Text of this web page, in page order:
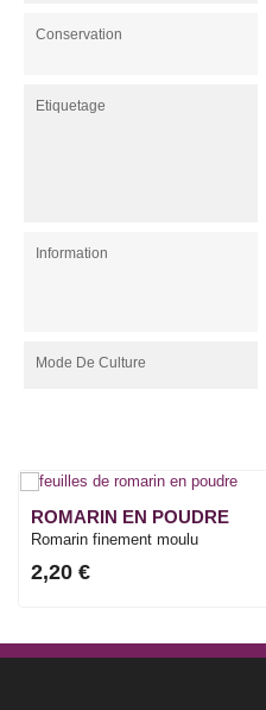
Conservation
Etiquetage
Information
Mode De Culture
ROMARIN EN POUDRE
Romarin finement moulu
2,20 €